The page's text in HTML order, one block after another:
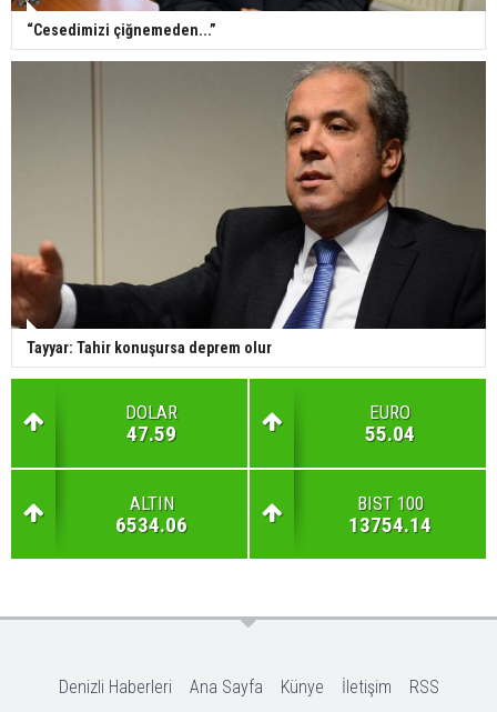
“Cesedimizi çiğnemeden...”
Tayyar: Tahir konuşursa deprem olur
DOLAR
47.59
EURO
55.04
ALTIN
6534.06
BIST 100
13754.14
Denizli Haberleri Ana Sayfa Künye İletişim RSS